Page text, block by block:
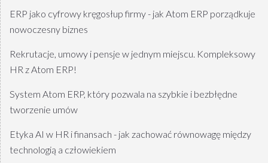
ERP jako cyfrowy kręgosłup firmy - jak Atom ERP porządkuje
nowoczesny biznes
Rekrutacje, umowy i pensje w jednym miejscu. Kompleksowy
HR z Atom ERP!
System Atom ERP, który pozwala na szybkie i bezbłędne
tworzenie umów
Etyka AI w HR i finansach - jak zachować równowagę między
technologią a człowiekiem